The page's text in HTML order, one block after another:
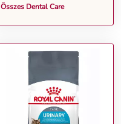
Összes Dental Care